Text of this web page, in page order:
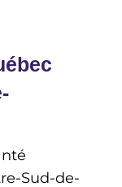
Sud-de-